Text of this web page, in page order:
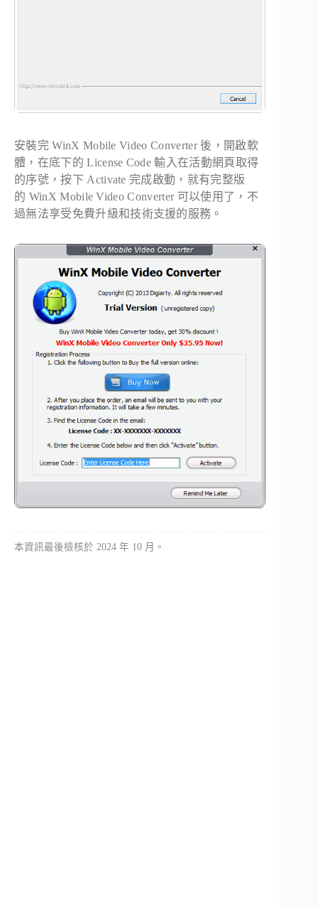
安裝完 WinX Mobile Video Converter 後，開啟軟
體，在底下的 License Code 輸入在活動網頁取得
的序號，按下 Activate 完成啟動，就有完整版
的 WinX Mobile Video Converter 可以使用了，不
過無法享受免費升級和技術支援的服務。
本資訊最後檢核於 2024 年 10 月。